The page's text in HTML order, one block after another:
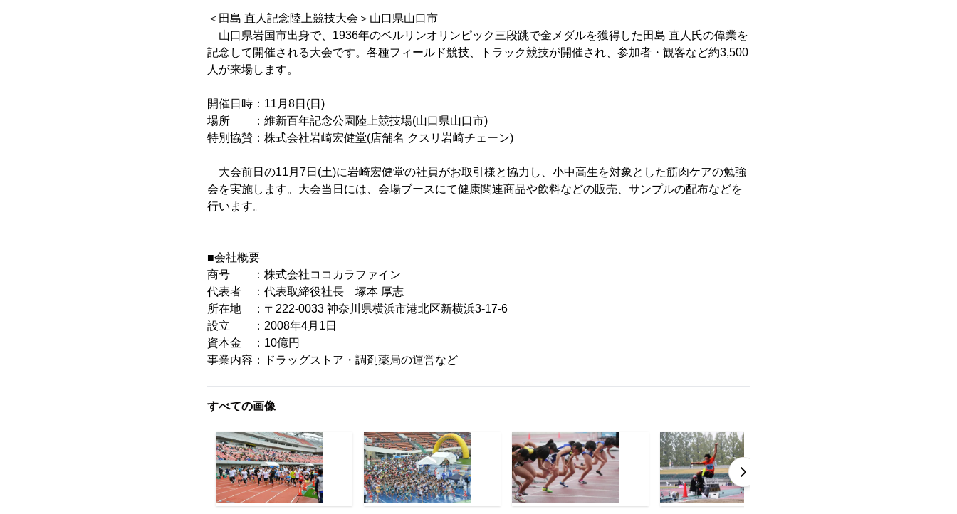
＜田島 直人記念陸上競技大会＞山口県山口市
山口県岩国市出身で、1936年のベルリンオリンピック三段跳で金メダルを獲得した田島 直人氏の偉業を
記念して開催される大会です。各種フィールド競技、トラック競技が開催され、参加者・観客など約3,500
人が来場します。
開催日時：11月8日(日)
場所 ：維新百年記念公園陸上競技場(山口県山口市)
特別協賛：株式会社岩崎宏健堂(店舗名 クスリ岩崎チェーン)
大会前日の11月7日(土)に岩崎宏健堂の社員がお取引様と協力し、小中高生を対象とした筋肉ケアの勉強
会を実施します。大会当日には、会場ブースにて健康関連商品や飲料などの販売、サンプルの配布などを
行います。
■会社概要
商号 ：株式会社ココカラファイン
代表者 ：代表取締役社長 塚本 厚志
所在地 ：〒222-0033 神奈川県横浜市港北区新横浜3-17-6
設立 ：2008年4月1日
資本金 ：10億円
事業内容：ドラッグストア・調剤薬局の運営など
すべての画像